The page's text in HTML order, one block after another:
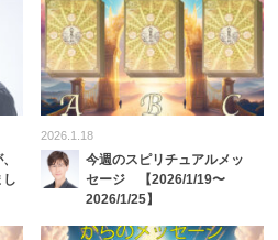
し
2026.1.18
今週のスピリチュアルメッ
セージ 【2026/1/19〜
2026/1/25】